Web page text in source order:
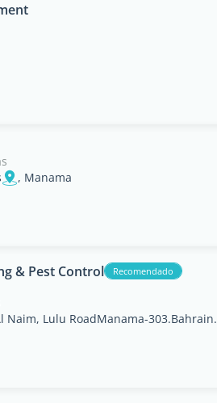
, Manama
& Pest Control Recomendado
Naim, Lulu RoadManama-303.Bahrain.